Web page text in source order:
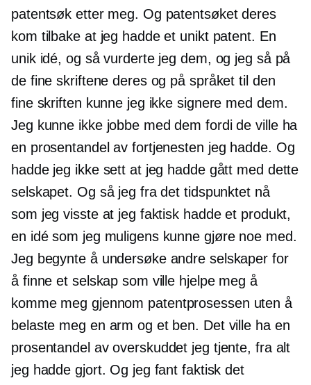
patentsøk etter meg. Og patentsøket deres
kom tilbake at jeg hadde et unikt patent. En
unik idé, og så vurderte jeg dem, og jeg så på
de fine skriftene deres og på språket til den
fine skriften kunne jeg ikke signere med dem.
Jeg kunne ikke jobbe med dem fordi de ville ha
en prosentandel av fortjenesten jeg hadde. Og
hadde jeg ikke sett at jeg hadde gått med dette
selskapet. Og så jeg fra det tidspunktet nå
som jeg visste at jeg faktisk hadde et produkt,
en idé som jeg muligens kunne gjøre noe med.
Jeg begynte å undersøke andre selskaper for
å finne et selskap som ville hjelpe meg å
komme meg gjennom patentprosessen uten å
belaste meg en arm og et ben. Det ville ha en
prosentandel av overskuddet jeg tjente, fra alt
jeg hadde gjort. Og jeg fant faktisk det